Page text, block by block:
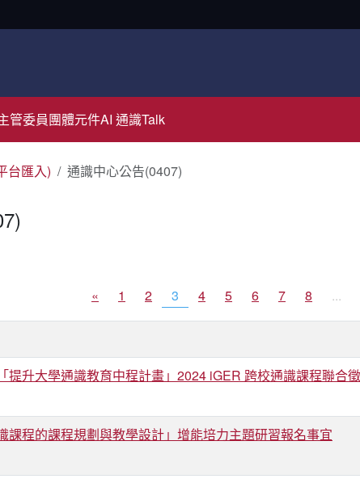
管委員團體元件AI 通識Talk
台匯入) 通識中心公告(0407)
« 1 2 3 4 5 6 7 8 ...
提升大學通識教育中程計畫」2024 iGER 跨校通識課程聯合
課程的課程規劃與教學設計」增能培力主題研習報名事宜